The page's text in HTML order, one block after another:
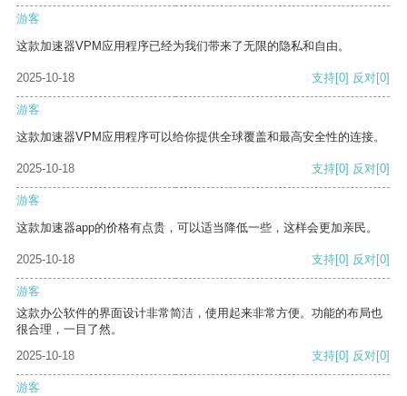
游客
这款加速器VPM应用程序已经为我们带来了无限的隐私和自由。
2025-10-18 支持[0] 反对[0]
游客
这款加速器VPM应用程序可以给你提供全球覆盖和最高安全性的连接。
2025-10-18 支持[0] 反对[0]
游客
这款加速器app的价格有点贵，可以适当降低一些，这样会更加亲民。
2025-10-18 支持[0] 反对[0]
游客
这款办公软件的界面设计非常简洁，使用起来非常方便。功能的布局也
很合理，一目了然。
2025-10-18
支持[0] 反对[0]
游客